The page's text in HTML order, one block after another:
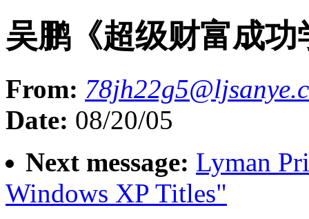
吴鹏《超级财富成
From:
Date: 08/20/05
Next message: Lyman
Windows XP Titles"